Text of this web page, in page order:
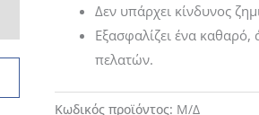
Δεν υπάρχει κίνδυνος
Εξασφαλίζει ένα καθαρό,
πελατών.
Κωδικός προϊόντος: Μ/Δ